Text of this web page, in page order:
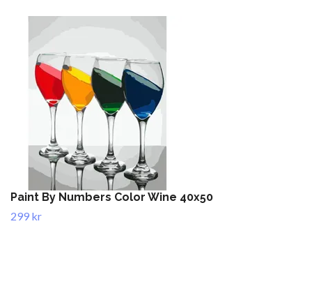
Paint By Numbers Color Wine 40x50
299 kr